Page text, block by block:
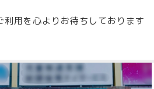
用を心よりお待ちしております